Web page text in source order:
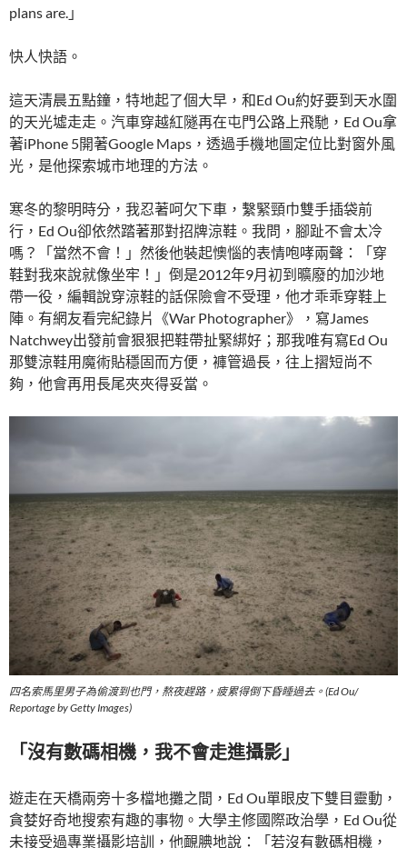
plans are.」
快人快語。
這天清晨五點鐘，特地起了個大早，和Ed Ou約好要到天水圍
的天光墟走走。汽車穿越紅隧再在屯門公路上飛馳，Ed Ou拿
著iPhone 5開著Google Maps，透過手機地圖定位比對窗外風
光，是他探索城市地理的方法。
寒冬的黎明時分，我忍著呵欠下車，繫緊頸巾雙手插袋前
行，Ed Ou卻依然踏著那對招牌涼鞋。我問，腳趾不會太冷
嗎？「當然不會！」然後他裝起懊惱的表情咆哮兩聲：「穿
鞋對我來說就像坐牢！」倒是2012年9月初到曠廢的加沙地
帶一役，編輯說穿涼鞋的話保險會不受理，他才乖乖穿鞋上
陣。有網友看完紀錄片《War Photographer》，寫James
Natchwey出發前會狠狠把鞋帶扯緊綁好；那我唯有寫Ed Ou
那雙涼鞋用魔術貼穩固而方便，褲管過長，往上摺短尚不
夠，他會再用長尾夾夾得妥當。
四名索馬里男子為偷渡到也門，熬夜趕路，疲累得倒下昏睡過去。(Ed Ou/
Reportage by Getty Images)
「沒有數碼相機，我不會走進攝影」
遊走在天橋兩旁十多檔地攤之間，Ed Ou單眼皮下雙目靈動，
貪婪好奇地搜索有趣的事物。大學主修國際政治學，Ed Ou從
未接受過專業攝影培訓，他靦腆地說：「若沒有數碼相機，